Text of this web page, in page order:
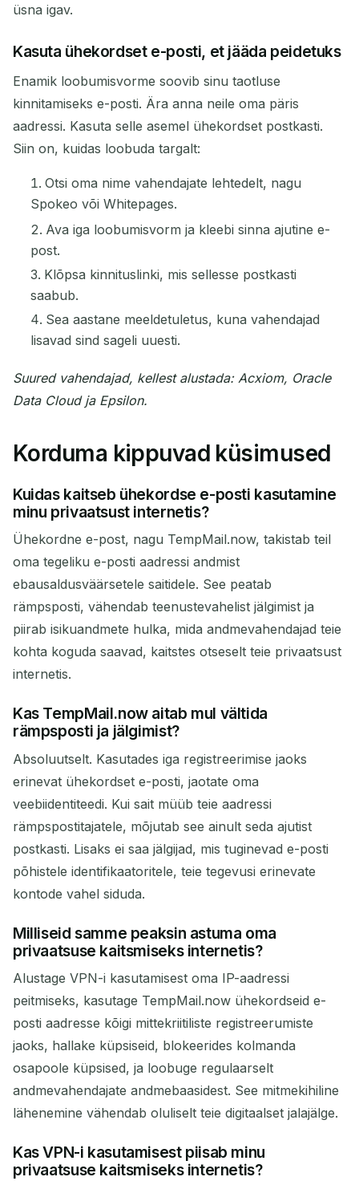
üsna igav.
Kasuta ühekordset e-posti, et jääda peidetuks
Enamik loobumisvorme soovib sinu taotluse
kinnitamiseks e-posti. Ära anna neile oma päris
aadressi. Kasuta selle asemel ühekordset postkasti.
Siin on, kuidas loobuda targalt:
Otsi oma nime vahendajate lehtedelt, nagu
Spokeo või Whitepages.
Ava iga loobumisvorm ja kleebi sinna ajutine e-
post.
Klõpsa kinnituslinki, mis sellesse postkasti
saabub.
Sea aastane meeldetuletus, kuna vahendajad
lisavad sind sageli uuesti.
Suured vahendajad, kellest alustada: Acxiom, Oracle
Data Cloud ja Epsilon.
Korduma kippuvad küsimused
Kuidas kaitseb ühekordse e-posti kasutamine
minu privaatsust internetis?
Ühekordne e-post, nagu TempMail.now, takistab teil
oma tegeliku e-posti aadressi andmist
ebausaldusväärsetele saitidele. See peatab
rämpsposti, vähendab teenustevahelist jälgimist ja
piirab isikuandmete hulka, mida andmevahendajad teie
kohta koguda saavad, kaitstes otseselt teie privaatsust
internetis.
Kas TempMail.now aitab mul vältida
rämpsposti ja jälgimist?
Absoluutselt. Kasutades iga registreerimise jaoks
erinevat ühekordset e-posti, jaotate oma
veebiidentiteedi. Kui sait müüb teie aadressi
rämpspostitajatele, mõjutab see ainult seda ajutist
postkasti. Lisaks ei saa jälgijad, mis tuginevad e-posti
põhistele identifikaatoritele, teie tegevusi erinevate
kontode vahel siduda.
Milliseid samme peaksin astuma oma
privaatsuse kaitsmiseks internetis?
Alustage VPN-i kasutamisest oma IP-aadressi
peitmiseks, kasutage TempMail.now ühekordseid e-
posti aadresse kõigi mittekriitiliste registreerumiste
jaoks, hallake küpsiseid, blokeerides kolmanda
osapoole küpsised, ja loobuge regulaarselt
andmevahendajate andmebaasidest. See mitmekihiline
lähenemine vähendab oluliselt teie digitaalset jalajälge.
Kas VPN-i kasutamisest piisab minu
privaatsuse kaitsmiseks internetis?